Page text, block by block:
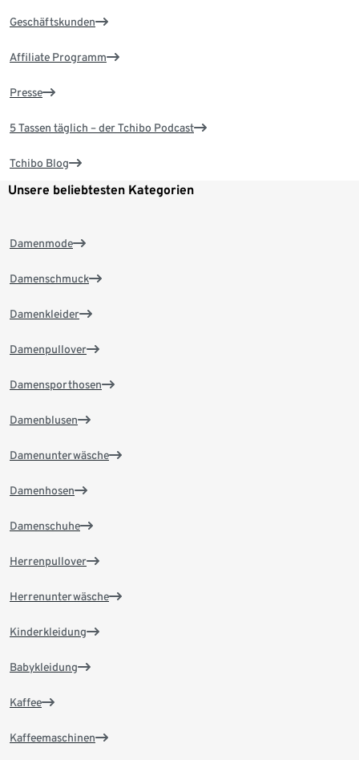
Geschäftskunden
Affiliate Programm
Presse
5 Tassen täglich – der Tchibo Podcast
Tchibo Blog
Unsere beliebtesten Kategorien
Damenmode
Damenschmuck
Damenkleider
Damenpullover
Damensporthosen
Damenblusen
Damenunterwäsche
Damenhosen
Damenschuhe
Herrenpullover
Herrenunterwäsche
Kinderkleidung
Babykleidung
Kaffee
Kaffeemaschinen